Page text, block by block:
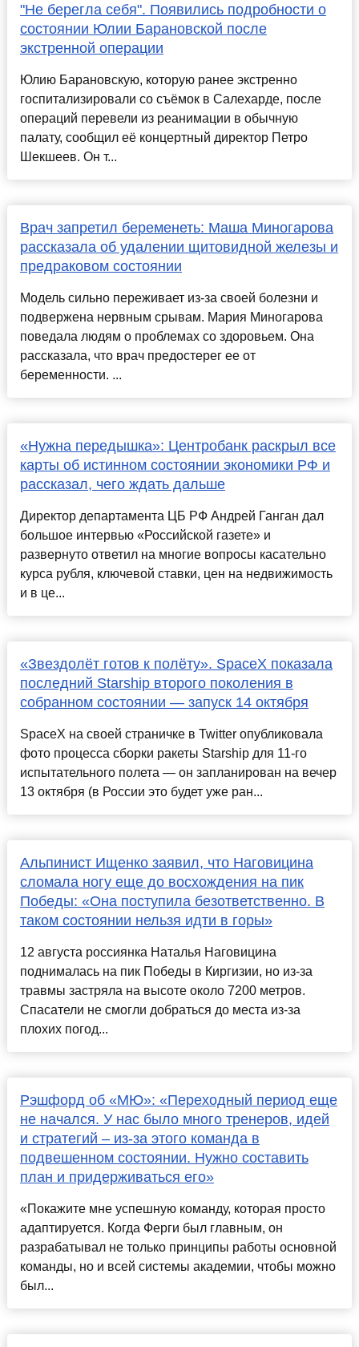
"Не берегла себя". Появились подробности о
состоянии Юлии Барановской после
экстренной операции
Юлию Барановскую, которую ранее экстренно
госпитализировали со съёмок в Салехарде, после
операций перевели из реанимации в обычную
палату, сообщил её концертный директор Петро
Шекшеев. Он т...
Врач запретил беременеть: Маша Миногарова
рассказала об удалении щитовидной железы и
предраковом состоянии
Модель сильно переживает из-за своей болезни и
подвержена нервным срывам. Мария Миногарова
поведала людям о проблемах со здоровьем. Она
рассказала, что врач предостерег ее от
беременности. ...
«Нужна передышка»: Центробанк раскрыл все
карты об истинном состоянии экономики РФ и
рассказал, чего ждать дальше
Директор департамента ЦБ РФ Андрей Ганган дал
большое интервью «Российской газете» и
развернуто ответил на многие вопросы касательно
курса рубля, ключевой ставки, цен на недвижимость
и в це...
«Звездолёт готов к полёту». SpaceX показала
последний Starship второго поколения в
собранном состоянии — запуск 14 октября
SpaceX на своей страничке в Twitter опубликовала
фото процесса сборки ракеты Starship для 11-го
испытательного полета — он запланирован на вечер
13 октября (в России это будет уже ран...
Альпинист Ищенко заявил, что Наговицина
сломала ногу еще до восхождения на пик
Победы: «Она поступила безответственно. В
таком состоянии нельзя идти в горы»
12 августа россиянка Наталья Наговицина
поднималась на пик Победы в Киргизии, но из-за
травмы застряла на высоте около 7200 метров.
Спасатели не смогли добраться до места из-за
плохих погод...
Рэшфорд об «МЮ»: «Переходный период еще
не начался. У нас было много тренеров, идей
и стратегий – из-за этого команда в
подвешенном состоянии. Нужно составить
план и придерживаться его»
«Покажите мне успешную команду, которая просто
адаптируется. Когда Ферги был главным, он
разрабатывал не только принципы работы основной
команды, но и всей системы академии, чтобы можно
был...